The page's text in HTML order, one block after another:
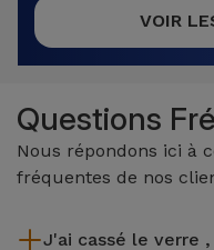
VOIR
Questions
Nous répondons ici à
fréquentes de nos
J'ai cassé le verre